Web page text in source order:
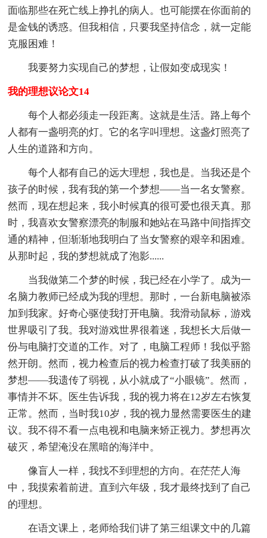
面临那些在死亡线上挣扎的病人。也可能摆在你面前的
是金钱的诱惑。但我相信，只要我坚持信念，就一定能
克服困难！
我要努力实现自己的梦想，让假如变成现实！
我的理想议论文14
每个人都必须走一段距离。这就是生活。路上每个
人都有一盏明亮的灯。它的名字叫理想。这盏灯照亮了
人生的道路和方向。
每个人都有自己的远大理想，我也是。当我还是个
孩子的时候，我有我的第一个梦想——当一名女警察。
然而，现在想起来，我小时候真的很可爱也很天真。那
时，我喜欢女警察漂亮的制服和她站在马路中间指挥交
通的精神，但渐渐地我明白了当女警察的艰辛和困难。
从那时起，我的梦想就成了泡影......
当我做第二个梦的时候，我已经在小学了。成为一
名脑力教师已经成为我的理想。那时，一台新电脑被添
加到我家。好奇心驱使我打开电脑。我滑动鼠标，游戏
世界吸引了我。我对游戏世界很着迷，我想长大后做一
份与电脑打交道的工作。对了，电脑工程师！我似乎豁
然开朗。然而，视力检查后的视力检查打破了我美丽的
梦想——我遗传了弱视，从小就成了“小眼镜”。然而，
事情并不坏。医生告诉我，我的视力将在12岁左右恢复
正常。然而，当时我10岁，我的视力显然需要医生的建
议。我不得不看一点电视和电脑来矫正视力。梦想再次
破灭，希望淹没在黑暗的海洋中。
像盲人一样，我找不到理想的方向。在茫茫人海
中，我摸索着前进。直到六年级，我才最终找到了自己
的理想。
在语文课上，老师给我们讲了第三组课文中的几篇